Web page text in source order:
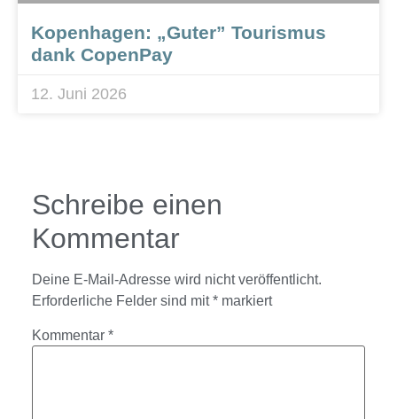
Kopenhagen: „Guter” Tourismus
dank CopenPay
12. Juni 2026
Schreibe einen
Kommentar
Deine E-Mail-Adresse wird nicht veröffentlicht.
Erforderliche Felder sind mit* markiert
Kommentar *